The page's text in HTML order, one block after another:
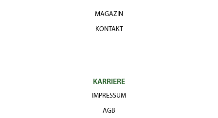
MAGAZIN
KONTAKT
KARRIERE
IMPRESSUM
AGB